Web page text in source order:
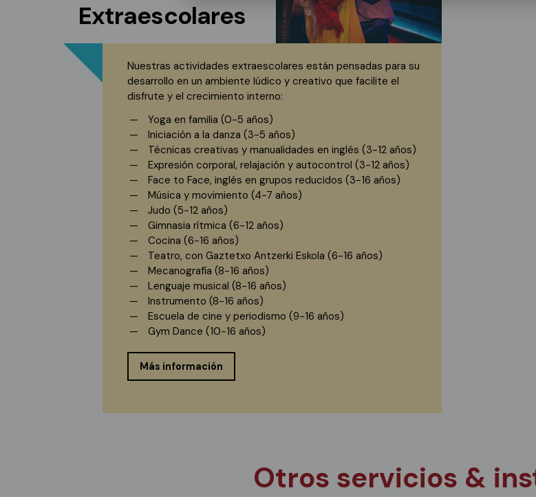
Extraescolares
Nuestras actividades extraescolares están pensadas para su
desarrollo en un ambiente lúdico y creativo que facilite el
disfrute y el crecimiento interno:
Yoga en familia (0-5 años)
Iniciación a la danza (3-5 años)
Técnicas creativas y manualidades en inglés (3-12 años)
Expresión corporal, relajación y autocontrol (3-12 años)
Face to Face, inglés en grupos reducidos (3-16 años)
Música y movimiento (4-7 años)
Judo (5-12 años)
Gimnasia rítmica (6-12 años)
Cocina (6-16 años)
Teatro, con Gaztetxo Antzerki Eskola (6-16 años)
Mecanografía (8-16 años)
Lenguaje musical (8-16 años)
Instrumento (8-16 años)
Escuela de cine y periodismo (9-16 años)
Gym Dance (10-16 años)
Más información
Otros servicios &